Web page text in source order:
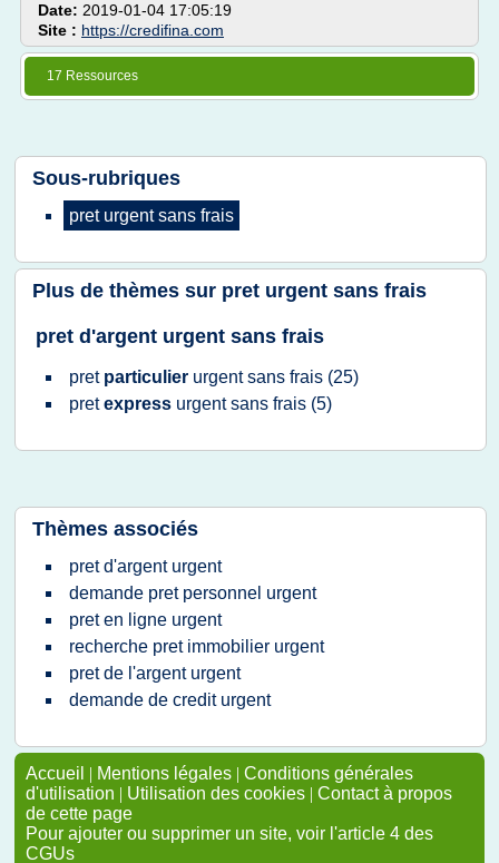
Date: 2019-01-04 17:05:19
Site : https://credifina.com
17 Ressources
Sous-rubriques
pret urgent sans frais
Plus de thèmes sur pret urgent sans frais
pret d'argent urgent sans frais
pret particulier urgent sans frais (25)
pretexpress urgent sans frais (5)
Thèmes associés
pret d'argent urgent
demande pret personnel urgent
pret en ligne urgent
recherche pret immobilier urgent
pret de l'argent urgent
demande de credit urgent
Accueil | Mentions légales | Conditions générales
d'utilisation | Utilisation des cookies | Contact à propos
de cette page
Pour ajouter ou supprimer un site, voir l'article 4 des
CGUs